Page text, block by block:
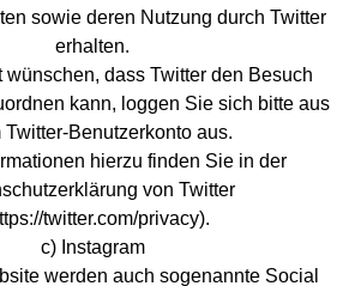
sowie deren Nutzung durch Twitter
erhalten.
wünschen, dass Twitter den Besuch
kann, loggen Sie sich bitte aus
Twitter-Benutzerkonto aus.
hierzu finden Sie in der
von Twitter
twitter.com/privacy).
c) Instagram
werden auch sogenannte Social